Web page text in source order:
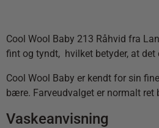
Cool Wool Baby 213 Råhvid fra
fint og tyndt, hvilket betyder, at det
Cool Wool Baby er kendt for sin
bære. Farveudvalget er normalt ret
Vaskeanvisning